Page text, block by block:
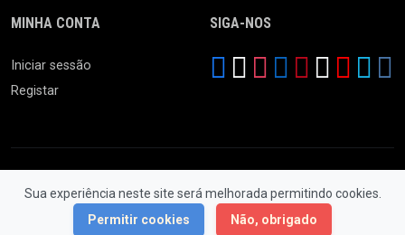
Sua experiência neste site será melhorada permitindo cookies.
Permitir cookies
Não, obrigado
MINHA CONTA
Iniciar sessão
Registar
SIGA-NOS
© 2026 Feira da Ladra. Todos os Direitos Reservados.